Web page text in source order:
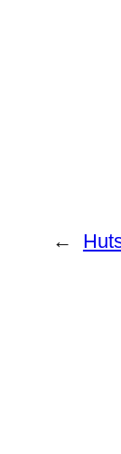
←